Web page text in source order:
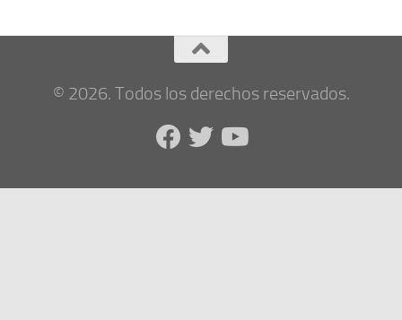
© 2026. Todos los derechos reservados.